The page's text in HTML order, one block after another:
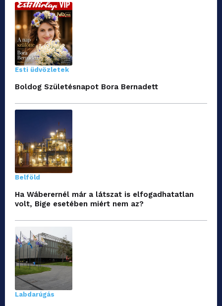
Esti üdvözletek
Boldog Születésnapot Bora Bernadett
Belföld
Ha Wáberernél már a látszat is elfogadhatatlan
volt, Bige esetében miért nem az?
Labdarúgás